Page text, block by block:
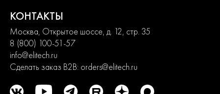
КОНТАКТЫ
Москва, Открытое шоссе, д. 12, стр. 35
8 (800) 100-51-57
info@elitech.ru
Сделать заказ B2B: orders@elitech.ru